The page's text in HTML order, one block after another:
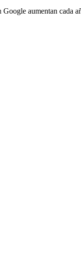
Google aumentan cada